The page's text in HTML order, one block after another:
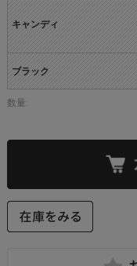
キャンディ
ブラック
数量: